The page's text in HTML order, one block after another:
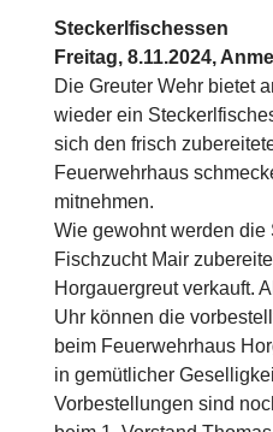
Steckerlfischessen
Freitag, 8.11.2024,
Die Greuter Wehr bietet
wieder ein
sich den frisch
Feuerwehrhaus
mitnehmen.
Wie gewohnt werden die
Fischzucht Mair
Horgauergreut verkauft.
Uhr können die
beim Feuerwehrhaus
in gemütlicher
Vorbestellungen sind